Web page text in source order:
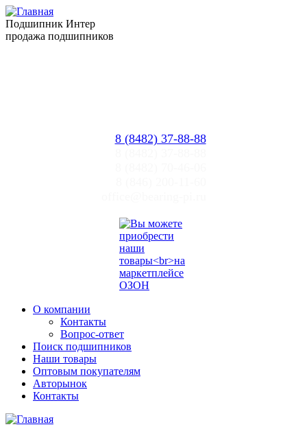
Подшипник Интер
продажа подшипников
8 (8482) 37-88-88
О компании
Контакты
Вопрос-ответ
Поиск подшипников
Наши товары
Оптовым покупателям
Авторынок
Контакты